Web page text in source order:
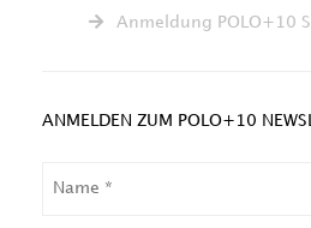
Anmeldung POLO+10
ANMELDEN ZUM POLO+10